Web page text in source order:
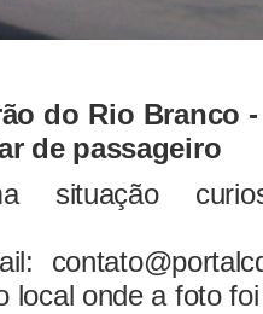
do Rio Branco
de passageiro
situação
local onde a foto